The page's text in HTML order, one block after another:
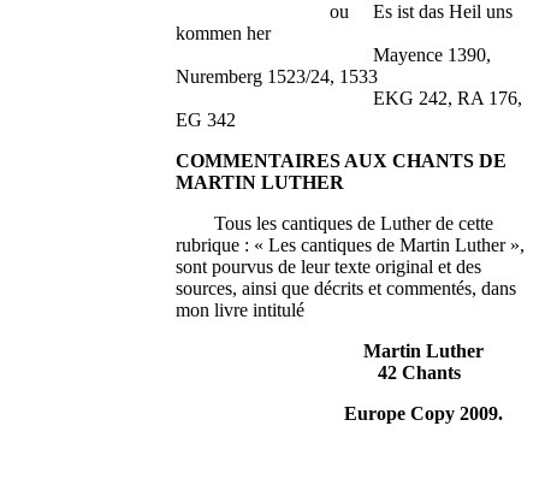
ou Es ist das Heil uns
kommen her
Mayence 1390,
Nuremberg 1523/24, 1533
EKG 242, RA 176,
EG 342
COMMENTAIRES AUX CHANTS DE
MARTIN LUTHER
Tous les cantiques de Luther de cette
rubrique : « Les cantiques de Martin Luther »,
sont pourvus de leur texte original et des
sources, ainsi que décrits et commentés, dans
mon livre intitulé
Martin Luther
42 Chants
Europe Copy 2009.